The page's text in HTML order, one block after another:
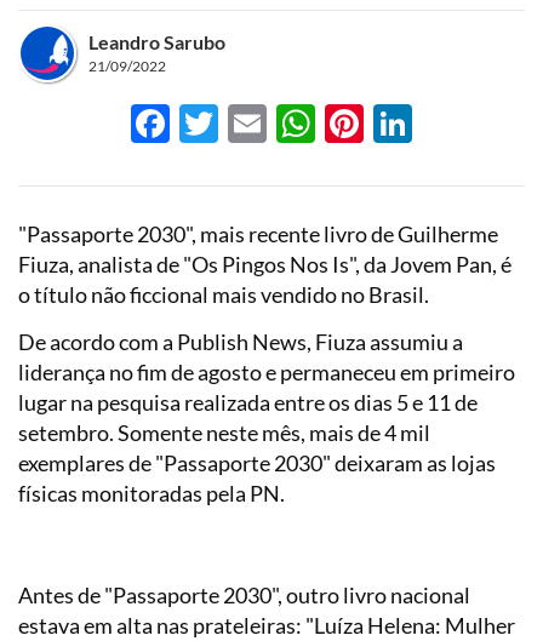
Leandro Sarubo
21/09/2022
Facebook
Twitter
EmailWhatsApp
Pinterest
"Passaporte 2030", mais recente livro de Guilherme
Fiuza, analista de "Os Pingos Nos Is", da Jovem Pan, é
o título não ficcional mais vendido no Brasil.
De acordo com a Publish News, Fiuza assumiu a
liderança no fim de agosto e permaneceu em primeiro
lugar na pesquisa realizada entre os dias 5 e 11 de
setembro. Somente neste mês, mais de 4 mil
exemplares de "Passaporte 2030" deixaram as lojas
físicas monitoradas pela PN.
Antes de "Passaporte 2030", outro livro nacional
estava em alta nas prateleiras: "Luíza Helena: Mulher